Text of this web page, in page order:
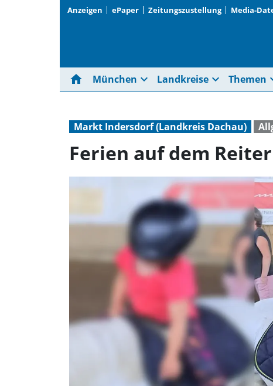
Anzeigen ePaper Zeitungszustellung Media-
home München expand_more Landkreise expand_more Themen
Markt Indersdorf (Landkreis Dachau)
Ferien auf dem